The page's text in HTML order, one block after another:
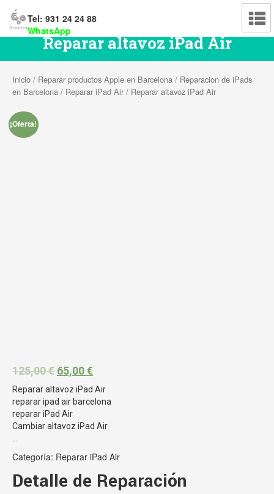
Tel: 931 24 24 88
WhatsApp
Reparar altavoz iPad Air
Inicio / Reparar productos Apple en Barcelona / Reparacion de iPads
en Barcelona / Reparar iPad Air / Reparar altavoz iPad Air
¡Oferta!
125,00€ 65,00€
Reparar altavoz iPad Air
reparar ipad air barcelona
reparar iPad Air
Cambiar altavoz iPad Air
Categoría: Reparar iPad Air
Detalle de Reparación